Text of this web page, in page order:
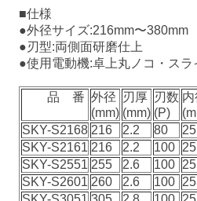
■仕様
●外径サイズ:216mm〜380mm
●刃型:両側面研磨仕上
●使用電動機:卓上丸ノコ・スラ
品 番 外径
(mm)
刃厚
(mm)
刃数
(P)
内
SKY-S2168 216 2.2 80
SKY-S2161 216 2.2 100
SKY-S2551 255 2.6 100
SKY-S2601 260 2.6 100